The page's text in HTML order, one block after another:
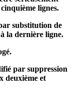
lignes.
substitution de
la dernière ligne.
par suppression
deuxième et